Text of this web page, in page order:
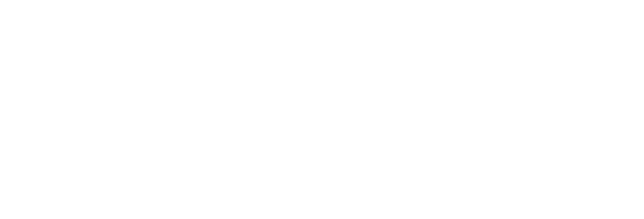
满分 5 分），共 21 条评价